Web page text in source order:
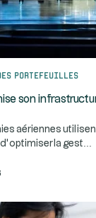
portefeuilles
son
aériennes
la gest...